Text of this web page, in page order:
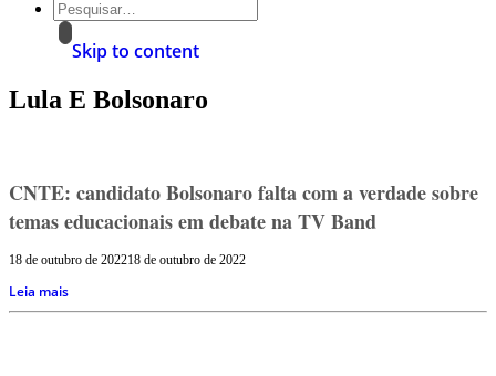
Skip to content
Lula E Bolsonaro
CNTE: candidato Bolsonaro falta com a verdade sobre
temas educacionais em debate na TV Band
18 de outubro de 202218 de outubro de 2022
Leia mais